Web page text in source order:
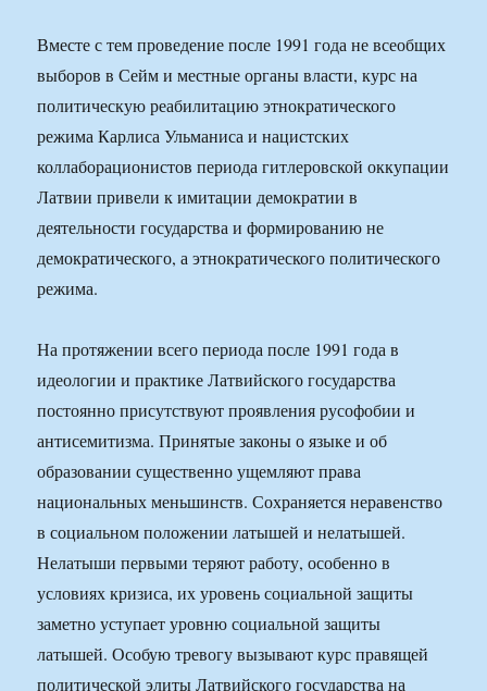
Вместе с тем проведение после 1991 года не всеобщих
выборов в Сейм и местные органы власти, курс на
политическую реабилитацию этнократического
режима Карлиса Ульманиса и нацистских
коллаборационистов периода гитлеровской оккупации
Латвии привели к имитации демократии в
деятельности государства и формированию не
демократического, а этнократического политического
режима.
На протяжении всего периода после 1991 года в
идеологии и практике Латвийского государства
постоянно присутствуют проявления русофобии и
антисемитизма. Принятые законы о языке и об
образовании существенно ущемляют права
национальных меньшинств. Сохраняется неравенство
в социальном положении латышей и нелатышей.
Нелатыши первыми теряют работу, особенно в
условиях кризиса, их уровень социальной защиты
заметно уступает уровню социальной защиты
латышей. Особую тревогу вызывают курс правящей
политической элиты Латвийского государства на